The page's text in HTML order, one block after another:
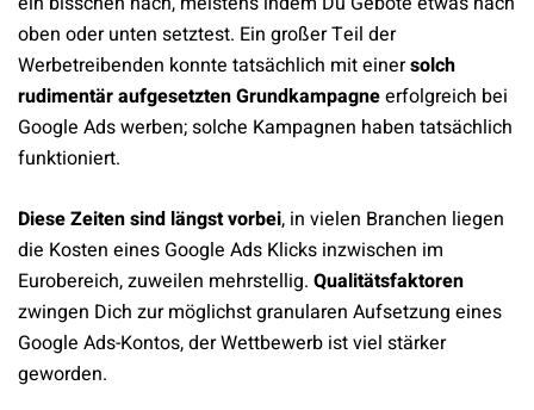
oben oder unten setztest. Ein großer Teil der
Werbetreibenden konnte tatsächlich mit einersolch
rudimentär aufgesetzten Grundkampagneerfolgreich bei
Google Ads werben; solche Kampagnen haben tatsächlich
funktioniert.
Diese Zeiten sind längst vorbei, in vielen Branchen liegen
die Kosten eines Google Ads Klicks inzwischen im
Eurobereich, zuweilen mehrstellig. Qualitätsfaktoren
zwingen Dich zur möglichst granularen Aufsetzung eines
Google Ads-Kontos, der Wettbewerb ist viel stärker
geworden.